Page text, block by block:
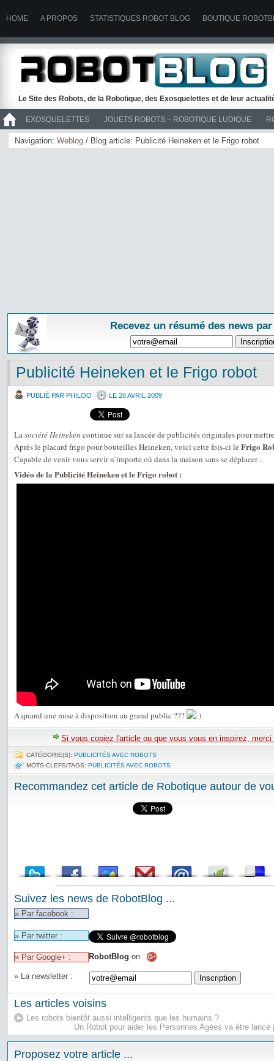
HOME A PROPOS STATISTIQUES ROBOT BLOG BOUTIQUE
Le Site des Robots, de la Robotique, des Exosquelettes et de leur
EXOSQUELETTES JOUETS ROBOTS – ROBOTIQUE LUDIQUE
>> ROBOTS
Navigation: Weblog / Blog article: Publicité Heineken et le Frigo robot
Recevez un résumé des news
Publicité Heineken et le Frigo robot
PUBLIÉ PAR PHILOO LE 28 AVRIL 2009
Lasociété Heineken continue sur sa lancée de publicités originales pour
Après le placard frigo pour bouteilles Heineken, voici cette fois-ci le Frigo
Capable de venir vous servir n’importe où dans la maison sans se déplacer ..
Vidéo de la Publicité Heineken et le Frigo robot :
A quand une mise à disposition au grand public ???
Si vous copiez l'article ou que vous vous en inspirez,
CATÉGORIE(S): PUBLICITÉS AVEC ROBOTS
MOTS-CLEFS/TAGS: PUBLICITÉS AVEC ROBOTS
Recommandez cet article de Robotique autour de
Suivez les news de RobotBlog ...
» Par facebook :
» Par twitter :
» Par Google+ : RobotBlog on
» La newsletter :
Les articles voisins
Les robots bientôt aussi intelligents que les humains ?
Un Robot pour aider les Personnes Agées va être
Proposez votre article ...